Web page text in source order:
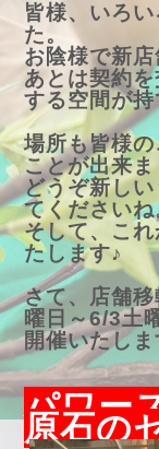
皆様、いろ
た。
お陰様で新
あとは契約
する空間が
場所も皆様
ことが出来ま
どうぞ新し
てくださいね
そして、こ
たします♪
さて、店舗
曜日～6/3土
開催いたしま
パワー
原石の